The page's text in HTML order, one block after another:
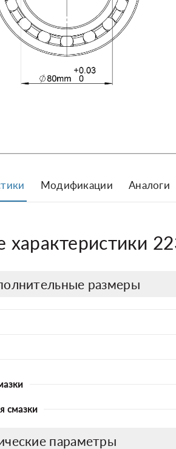
Модификации Аналоги
характеристики
размеры
смазки
параметры